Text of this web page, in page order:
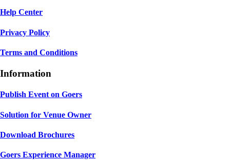
Help Center
Privacy Policy
Terms and Conditions
Information
Publish Event on Goers
Solution for Venue Owner
Download Brochures
Goers Experience Manager